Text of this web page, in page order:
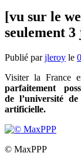
[vu sur le
seulement 3
Publié parjleroy le
Visiter la France
parfaitement
de l’université de
artificielle.
© MaxPPP